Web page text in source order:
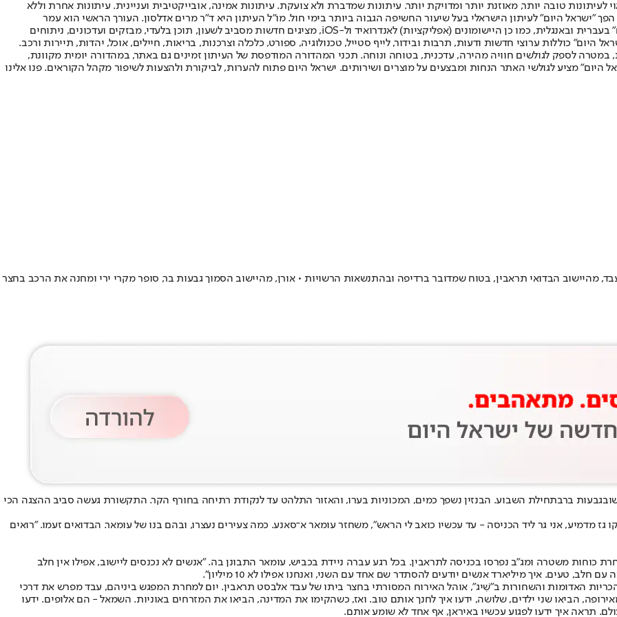
טובה יותר, מאוזנת יותר ומדויקת יותר. עיתונות שמדברת ולא צועקת. עיתונות אמינה, אובייקטיבית ועניינית. עיתונות אחרת וללא
תשלום. המהדורה המודפסת הראשונה פורסמה ב-30 ביולי 2007, וב-2010 הפך "ישראל היום" לעיתון הישראלי בעל שיעור החשיפה הגבוה ביותר בימי חול. מו"ל העיתון היא ד"ר מרים אדלסון. העורך הראשי הוא עמר
לחמנוביץ, והעורך המייסד הוא עמוס רגב. אתרי האינטרנט של "ישראל היום" בעברית ובאנגלית, כמו כן היישומונים (אפליקציות) לאנדרואיד ול-iOS, מציגים חדשות מסביב לשעון, תוכן בלעדי, מבזקים ועדכונים, ניתוחים
היום" כוללות ערוצי חדשות ודעות, תרבות ובידור, לייף סטייל, טכנולוגיה, ספורט, כלכלה וצרכנות, בריאות, חיילים, אוכל, יהדות, תיירות ורכב.
במטרה לספק לגולשים חוויה מהירה, עדכנית, בטוחה ונוחה. תכני המהדורה המודפסת של העיתון זמינים גם באתר, במהדורה יומית מקוונת,
היום" מציע לגולשי האתר הנחות ומבצעים על מוצרים ושירותים. ישראל היום פתוח להערות, לביקורת ולהצעות לשיפור מקהל הקוראים. פנו אלינו
מהיישוב הבדואי תראבין, בטוח שמדובר ברדיפה ובהתנשאות הרשויות • אורן, מהיישוב הסמוך גבעות בר, סופר מקרי ירי ומחנה את הרכב בחצר
גבעות ברבתחילת השבוע. הבנזין נשפך כמים, המכוניות בערו, והאזור התלהט עד לנקודת רתיחה בחורף הקר. התקשורת געשה סביב ההצגה הכי
גז מדמיע, אני גר ליד הכניסה - עד עכשיו כואב לי הראש", משחזר עומאר א־סאנע. כמה צעירים נעצרו, ובהם בנו של עומאר. הבדואים זעמו. "רואים
כוחות משטרה ומג"ב נפרסו בכניסה לתראבין. בכל רגע עברה ניידת בכביש, עומאר התבונן בה. "אנשים לא נכנסים ליישוב, אפילו אין חלב
טעים. איך מיליארד אנשים יודעים להסתדר שם אחד עם השני, ואנחנו אפילו לא 10 מיליון".
האדומות והשחורות ב"שִׁיג", אוהל האירוח המסורתי בחצר ביתו של עבד אלבסט תראבין. יום למחרת המפגש ביניהם, עבד מפרש את דרכי
הביאו שני ילדים, שלושה, ידעו איך לחנך אותם טוב. ואז, כשהקימו את המדינה, הביאו את המזרחים באוניות. השמאל - הם אלופים. ידעו
תראה איך ידעו לפגוע עכשיו באיראן, אף אחד לא שומע אותם.